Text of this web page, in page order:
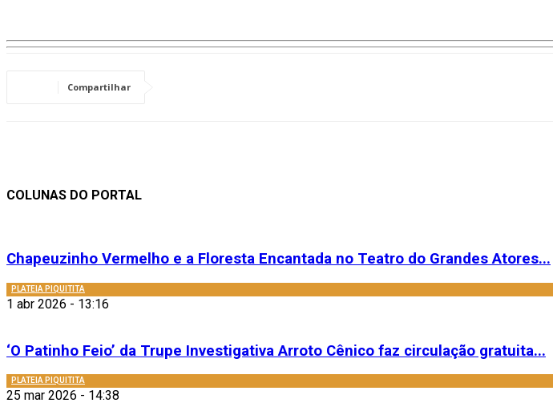
Compartilhar
COLUNAS DO PORTAL
Chapeuzinho Vermelho e a Floresta Encantada no Teatro do Grandes Atores...
PLATEIA PIQUITITA
1 abr 2026 - 13:16
‘O Patinho Feio’ da Trupe Investigativa Arroto Cênico faz circulação gratuita...
PLATEIA PIQUITITA
25 mar 2026 - 14:38